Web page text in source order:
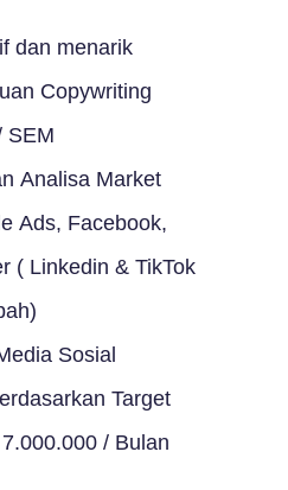
dan menarik
Copywriting
SEM
Analisa Market
Ads, Facebook,
( Linkedin & TikTok
Sosial
Target
/ Bulan